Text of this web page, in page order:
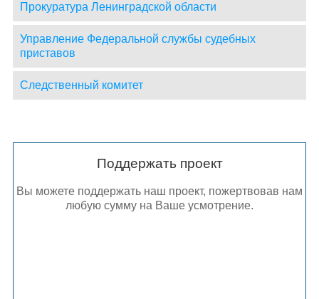
Прокуратура Ленинградской области
Управление Федеральной службы судебных
приставов
Следственный комитет
Поддержать проект
Вы можете поддержать наш проект, пожертвовав нам
любую сумму на Ваше усмотрение.